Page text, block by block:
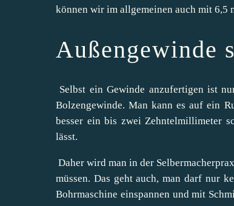
können wir im allgemeinen auch mit 6,5
Außengewinde
Selbst ein Gewinde anzufertigen ist
Bolzengewinde. Man kann es auf ein
besser ein bis zwei Zehntelmillimeter
lässt.
Daher wird man in der
müssen. Das geht auch, man darf nur
Bohrmaschine einspannen und mit